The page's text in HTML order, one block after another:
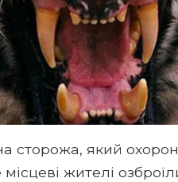
сторожа, який
жителі